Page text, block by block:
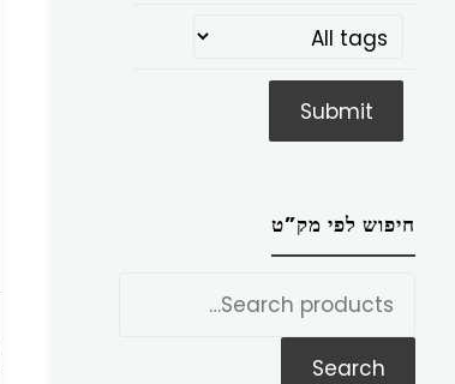
חיפוש לפי מק”ט
Search